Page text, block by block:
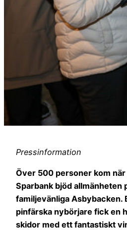
Pressinformation
Över 500 personer kom när
Sparbank bjöd allmänheten
familjevänliga Asbybacken.
pinfärska nybörjare fick en
skidor med ett fantastiskt